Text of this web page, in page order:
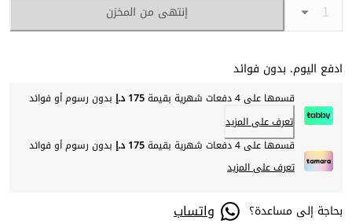
إنتهى من المخزن
ادفع اليوم. بدون فوائد
قسمها على 4 دفعات شهرية بقيمة 175 د.إ
بدون رسوم أو فوائد
تعرف على المزيد
قسمها على 4 دفعات شهرية بقيمة
175 د.إ
بدون رسوم أو فوائد
تعرف على المزيد
بحاجة إلى مساعدة؟ واتساب